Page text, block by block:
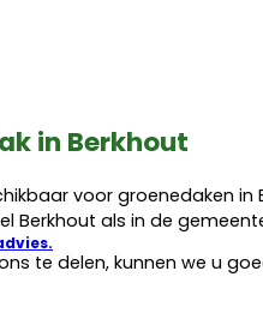
in Berkhout
voor groenedaken in
Berkhout als in de
te delen, kunnen we u